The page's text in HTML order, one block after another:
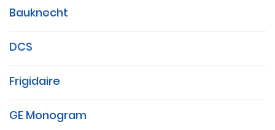
Bauknecht
DCS
Frigidaire
GE Monogram